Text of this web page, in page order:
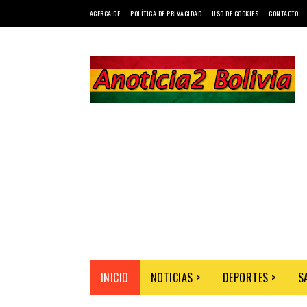
ACERCA DE POLÍTICA DE PRIVACIDAD USO DE COOKIES CONTACTO
INICIO NOTICIAS > DEPORTES >